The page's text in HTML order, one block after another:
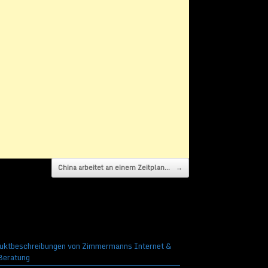
China arbeitet an einem Zeitplan… →
von Zimmermanns Internet &